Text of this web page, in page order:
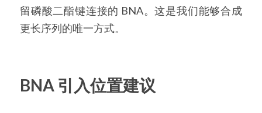
留磷酸二酯键连接的 BNA。这是我们能够合成
更长序列的唯一方式。
BNA 引入位置建议